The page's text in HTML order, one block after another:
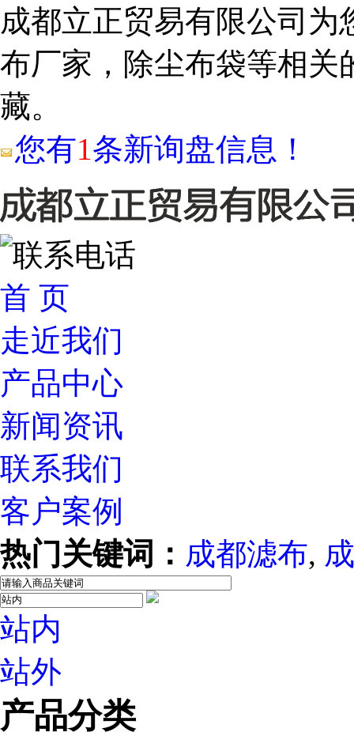
成都立正贸易有限公司为
布厂家，除尘布袋等相关
藏。
您有1条新询盘信息！
首 页
走近我们
产品中心
新闻资讯
联系我们
客户案例
热门关键词： 成都滤布,
站内
站外
产品分类